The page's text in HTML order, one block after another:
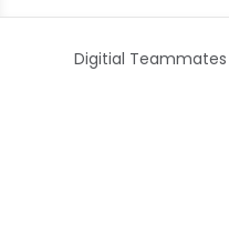
Digitial Teammates